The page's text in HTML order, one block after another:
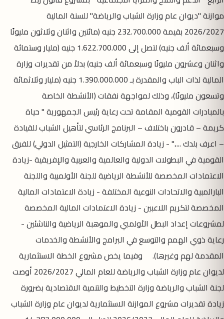
موازنة "ديوان عام وزارة الشباب والرياضة" للسنة المالية
2026/2027 بقيمة 232.700.000 جنيه (مائتين واثنان وثلاثون مليونًا
وسبعمائة ألف جنيه) لتصل إلى 1.622.700.000 جنيه (مليار وستمائة
واثنان وعشرون مليونًا وسبعمائة ألف جنيه) بدلاً من تقديرات وزارة
المالية لذات الباب والمقدرة بـ 1.390.000.000 جنيه (مليار وثلاثمائة
وتسعون مليونًا)، وذلك لمواجهة نفقات (الأنشطة الخاصة
بالمبادرات القومية المقامة تحت رعاية رئيس الجمهورية " حياة
كريمة – قادرون باختلاف – البرنامج الرئاسي لتأهيل الشباب للقيادة
– اعرف بلدك ....." - زيادة المشاركات الخارجية (التمثيل الدولي) للفرق
القومية في البطولات الدولية والعالمية والعربية والإفريقية -زيادة
الاعتمادات المخصصة للأنشطة الرياضية للجنة الأولمبية واللجنة
البارالمبية والاتحادات النوعية المختلفة - زيادة الاعتمادات المالية
المخصصة لتكريم اللاعبين - زيادة الاعتمادات المالية المخصصة
لمشروعات إعداد البطل الأولمبي والموهبة الرياضية والناشئين -
رعاية ذوي الهمم والتوسع في البرامج والأنشطة والخدمات
المقدمة لهم وغيرها). وفيما يخص مشروع الخطة الاستثمارية
لديوان عام وزارة الشباب والرياضة للعام المالي 2026/2027 أوصت
لجنة الشباب والرياضة وزارة التخطيط والتنمية الاقتصادية بضرورة
زيادة تقديرات مشروع الموازنة الاستثمارية لديوان عام وزارة الشباب